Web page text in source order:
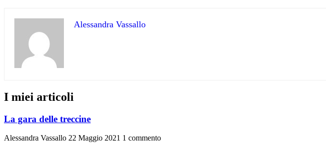
Alessandra Vassallo
I miei articoli
La gara delle treccine
Alessandra Vassallo 22 Maggio 2021 1 commento